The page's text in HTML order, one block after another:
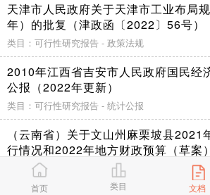
天津市人民政府关于天津市工业布局
年）的批复（津政函〔2022〕56号）
类目：可行性研究报告 - 政策法规
2010年江西省吉安市人民政府国民经
公报（2022年更新）
类目：可行性研究报告 - 统计公报
（云南省）关于文山州麻栗坡县2021
行情况和2022年地方财政预算（草案
类目：可行性研究报告 - 调研数据
首页 类目 文档